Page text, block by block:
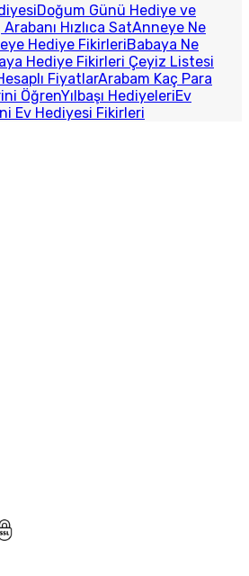
Doğum Günü Hediye ve
Hızlıca SatAnneye Ne
Hediye FikirleriBabaya Ne
Hediye Fikirleri Çeyiz Listesi
FiyatlarArabam Kaç Para
ÖğrenYılbaşı HediyeleriEv
Ev Hediyesi Fikirleri